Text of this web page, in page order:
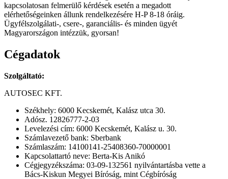
kapcsolatosan felmerülő kérdések esetén a megadott
elérhetőségeinken állunk rendelkezésére H-P 8-18 óráig.
Ügyfélszolgálati-, csere-, garanciális- és minden ügyét
Magyarországon intézzük, gyorsan!
Cégadatok
Szolgáltató:
AUTOSEC KFT.
Székhely: 6000 Kecskemét, Kalász utca 30.
Adósz. 12826777-2-03
Levelezési cím: 6000 Kecskemét, Kalász u. 30.
Számlavezető bank: Sberbank
Számlaszám: 14100141-25408360-70000001
Kapcsolattartó neve: Berta-Kis Anikó
Cégjegyzékszáma: 03-09-132561 nyilvántartásba vette a
Bács-Kiskun Megyei Bíróság, mint Cégbíróság